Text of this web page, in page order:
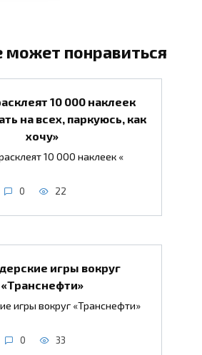
может понравиться
10 000 наклеек
на всех, паркуюсь, как
хочу»
10 000 наклеек «
0 22
игры вокруг
«Транснефти»
игры вокруг «Транснефти»
0 33